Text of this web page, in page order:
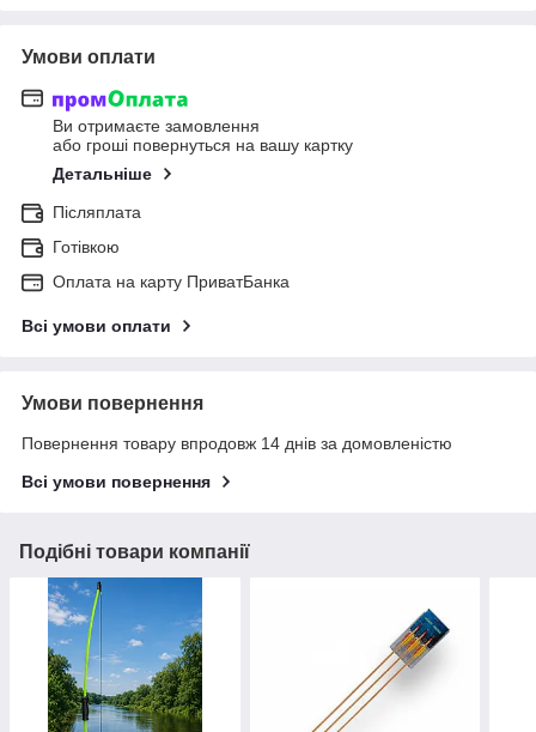
Умови оплати
Ви отримаєте замовлення
або гроші повернуться на вашу картку
Детальніше
Післяплата
Готівкою
Оплата на карту ПриватБанка
Всі умови оплати
Умови повернення
Повернення товару впродовж 14 днів за домовленістю
Всі умови повернення
Подібні товари компанії